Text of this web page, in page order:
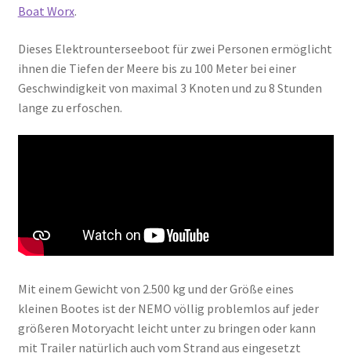
Boat Worx.
Dieses Elektrounterseeboot für zwei Personen ermöglicht
ihnen die Tiefen der Meere bis zu 100 Meter bei einer
Geschwindigkeit von maximal 3 Knoten und zu 8 Stunden
lange zu erfoschen.
Mit einem Gewicht von 2.500 kg und der Größe eines
kleinen Bootes ist der NEMO völlig problemlos auf jeder
größeren Motoryacht leicht unter zu bringen oder kann
mit Trailer natürlich auch vom Strand aus eingesetzt